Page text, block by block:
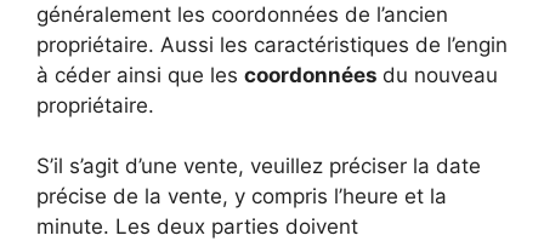
généralement les coordonnées de l’ancien
propriétaire. Aussi les caractéristiques de l’engin
à céder ainsi que les coordonnées du nouveau
propriétaire.
S’il s’agit d’une vente, veuillez préciser la date
précise de la vente, y compris l’heure et la
minute. Les deux parties doivent